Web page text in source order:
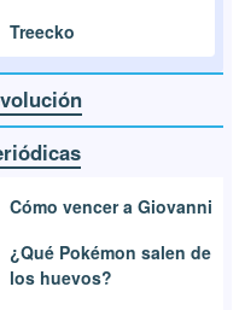
Treecko
Cómo vencer a Giovanni
¿Qué Pokémon salen de
los huevos?